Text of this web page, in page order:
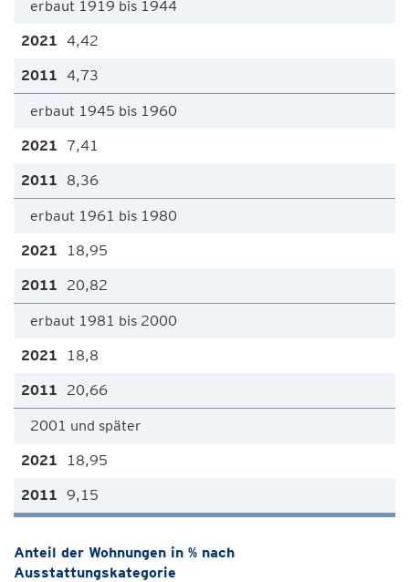
erbaut 1919 bis 1944
4,42
4,73
erbaut 1945 bis 1960
7,41
8,36
erbaut 1961 bis 1980
18,95
20,82
erbaut 1981 bis 2000
18,8
20,66
2001 und später
18,95
9,15
Anteil der Wohnungen in % nach
Ausstattungskategorie